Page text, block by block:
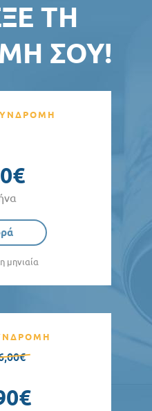
ΤΗ
ΣΟΥ!
μηνιαία